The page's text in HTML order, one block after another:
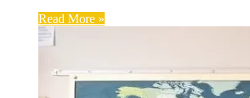
Read More »